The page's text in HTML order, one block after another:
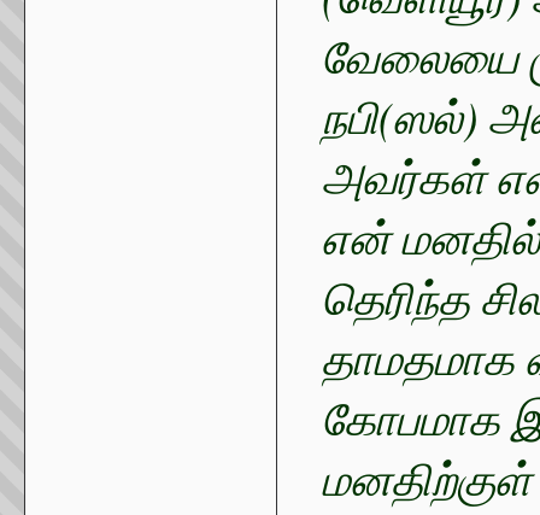
வேலையை
நபி(ஸல்)
அவர்கள்
என்
தெரிந்த
தாமதமாக
கோபமாக